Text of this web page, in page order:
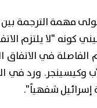
مهمة الترجمة بين
كونه "لا يلتزم
الفاصلة في
شفهياً".